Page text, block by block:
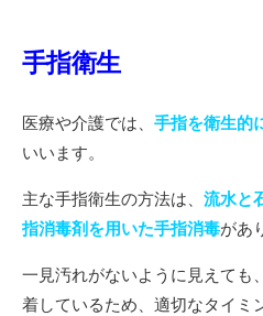
手指衛生
医療や介護では、 手指を衛生的
いいます。
主な手指衛生の方法は、 流水と
指消毒剤を用いた手指消毒があ
一見汚れがないように見えても
着しているため、適切なタイミ